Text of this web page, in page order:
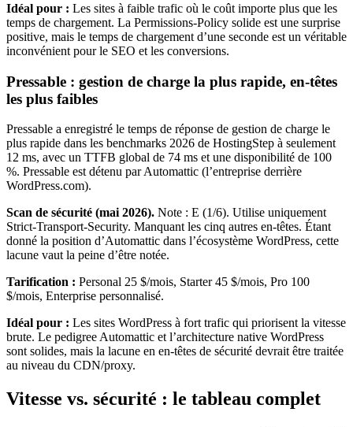
Idéal pour : Les sites à faible trafic où le coût importe plus que les
temps de chargement. La Permissions-Policy solide est une surprise
positive, mais le temps de chargement d’une seconde est un véritable
inconvénient pour le SEO et les conversions.
Pressable : gestion de charge la plus rapide, en-têtes
les plus faibles
Pressable a enregistré le temps de réponse de gestion de charge le
plus rapide dans les benchmarks 2026 de HostingStep à seulement
12 ms, avec un TTFB global de 74 ms et une disponibilité de 100
%. Pressable est détenu par Automattic (l’entreprise derrière
WordPress.com).
Scan de sécurité (mai 2026). Note : E (1/6). Utilise uniquement
Strict-Transport-Security. Manquant les cinq autres en-têtes. Étant
donné la position d’Automattic dans l’écosystème WordPress, cette
lacune vaut la peine d’être notée.
Tarification : Personal 25 $/mois, Starter 45 $/mois, Pro 100
$/mois, Enterprise personnalisé.
Idéal pour : Les sites WordPress à fort trafic qui priorisent la vitesse
brute. Le pedigree Automattic et l’architecture native WordPress
sont solides, mais la lacune en en-têtes de sécurité devrait être traitée
au niveau du CDN/proxy.
Vitesse vs. sécurité : le tableau complet